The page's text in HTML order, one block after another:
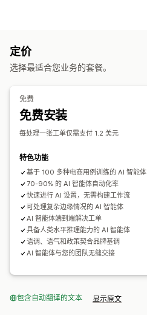
工作流程自动化
自动回复 回复模板 AI 回复
反馈问卷
定价
选择最适合您业务的套餐。
免费
免费安装
每处理一张工单仅需支付 1.2 美元
特色功能
基于 100 多种电商用例训练的 AI 智能体
70-90% 的 AI 智能体自动化率
快速进行 AI 设置，无需构建工作流
可处理复杂边缘情况的 AI 智能体
AI 智能体端到端解决工单
具备人类水平推理能力的 AI 智能体
语调、语气和政策契合品牌基调
AI 智能体与您的团队无缝交接
包含自动翻译的文本 显示原文